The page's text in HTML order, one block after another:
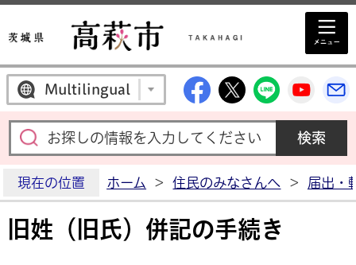
Multilingual 高萩市公式
高萩市公式X
高萩市
高
現在の位置 ホーム > 住民のみなさんへ > 届出・
旧姓（旧氏）併記の手続き